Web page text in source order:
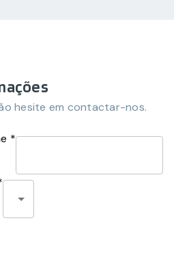
hesite em contactar-nos.
*